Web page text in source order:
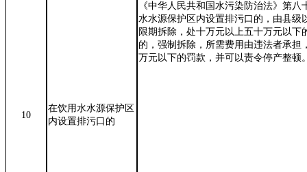
10
在饮用水水源保护区
内设置排污口的
《中华人民共和国水污染防治法》第八
水水源保护区内设置排污口的，由县级
限期拆除，处十万元以上五十万元以下
的，强制拆除，所需费用由违法者承担
万元以下的罚款，并可以责令停产整顿